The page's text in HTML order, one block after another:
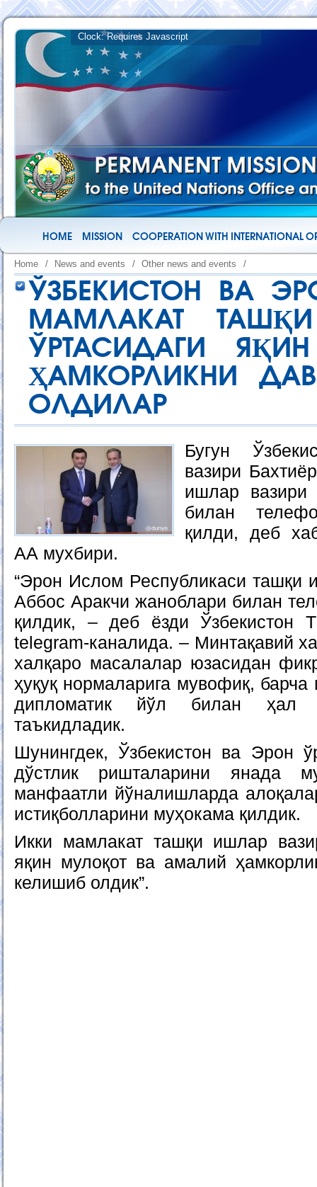
HOME MISSION COOPERATION WITH INTERNATIONAL
Home / News and events / Other news and events /
ЎЗБЕКИСТОН ВА
МАМЛАКАТ
ЎРТАСИДАГИ
ҲАМКОРЛИКНИ
ОЛДИЛАР
Бугун
вазири
ишлар
билан
қилди, деб
АА мухбири.
“Эрон Ислом Республикаси ташқи
Аббос Аракчи жаноблари билан
қилдик, – деб ёзди Ўзбекистон
telegram-каналида. – Минтақавий
халқаро масалалар юзасидан
ҳуқуқ нормаларига мувофиқ,
дипломатик йўл билан ҳал
таъкидладик.
Шунингдек, Ўзбекистон ва Эрон
дўстлик ришталарини янада
манфаатли йўналишларда
истиқболларини муҳокама қилдик.
Икки мамлакат ташқи ишлар
яқин мулоқот ва амалий
келишиб олдик”.